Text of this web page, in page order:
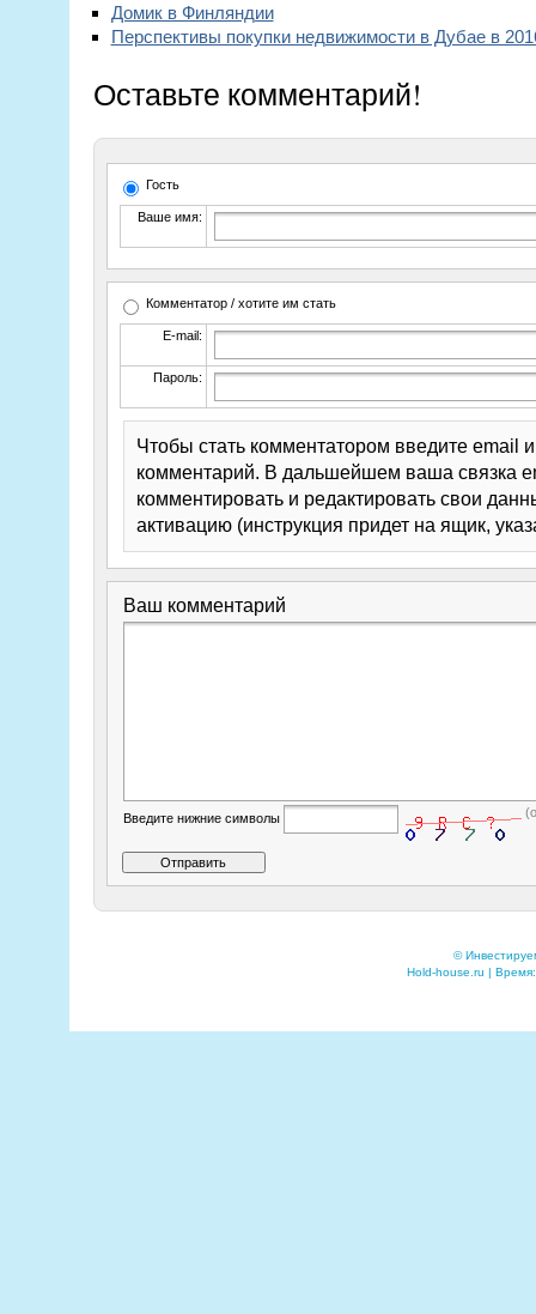
Домик в Финляндии
Перспективы покупки недвижимости в Дубае в
Оставьте комментарий!
Гость
Ваше имя:
Комментатор / хотите им стать
E-mail:
Пароль:
Чтобы стать комментатором введите email
комментарий. В дальшейшем ваша связка
комментировать и редактировать свои
активацию (инструкция придет на ящик,
Ваш комментарий
Введите нижние символы
©
Hold-house.ru |